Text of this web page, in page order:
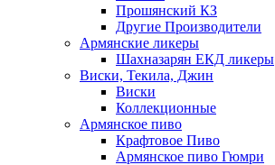
Прошянский КЗ
Другие Производители
Армянские ликеры
Шахназарян ЕКД ликеры
Виски, Текила, Джин
Виски
Коллекционные
Армянское пиво
Крафтовое Пиво
Армянское пиво Гюмри